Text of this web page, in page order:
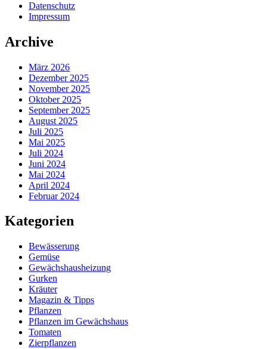
Datenschutz
Impressum
Archive
März 2026
Dezember 2025
November 2025
Oktober 2025
September 2025
August 2025
Juli 2025
Mai 2025
Juli 2024
Juni 2024
Mai 2024
April 2024
Februar 2024
Kategorien
Bewässerung
Gemüse
Gewächshausheizung
Gurken
Kräuter
Magazin & Tipps
Pflanzen
Pflanzen im Gewächshaus
Tomaten
Zierpflanzen